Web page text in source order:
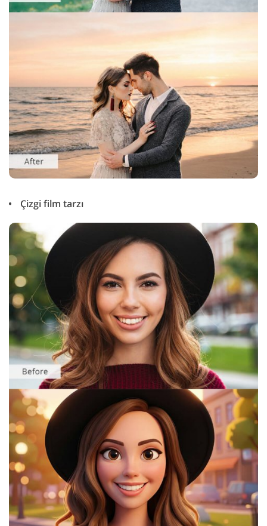
Çizgi film tarzı